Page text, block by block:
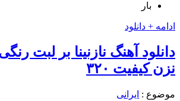
بار
ادامه + دانلود
دانلود آهنگ نازنینا بر لبت
نزن کیفیت ۳۲۰
موضوع : ایرانی